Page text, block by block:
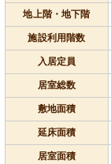
地上階・地下階
施設利用階数
入居定員
居室総数
敷地面積
延床面積
居室面積